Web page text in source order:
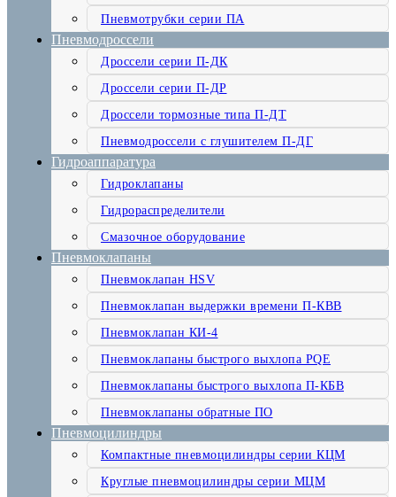
Пневмотрубки серии ПА
Пневмодроссели
Дроссели серии П-ДК
Дроссели серии П-ДР
Дроссели тормозные типа П-ДТ
Пневмодроссели с глушителем П-ДГ
Гидроаппаратура
Гидроклапаны
Гидрораспределители
Смазочное оборудование
Пневмоклапаны
Пневмоклапан HSV
Пневмоклапан выдержки времени П-КВВ
Пневмоклапан КИ-4
Пневмоклапаны быстрого выхлопа PQE
Пневмоклапаны быстрого выхлопа П-КБВ
Пневмоклапаны обратные ПО
Пневмоцилиндры
Компактные пневмоцилиндры серии КЦМ
Круглые пневмоцилиндры серии МЦМ